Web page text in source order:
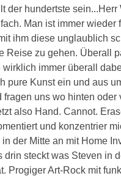
der hundertste sein...Herr
Man ist immer wieder
ihm diese unglaublich
Reise zu gehen. Überall
wirklich immer überall
pure Kunst ein und aus
fragen uns wo hinten oder
also Hand. Cannot.
und konzentrier
in der Mitte an mit Home
drin steckt was Steven in
Progiger Art-Rock mit